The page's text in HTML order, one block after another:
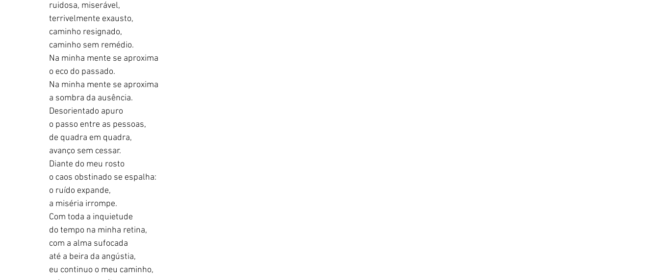
ruidosa, miserável,
terrivelmente exausto,
caminho resignado,
caminho sem remédio.
Na minha mente se aproxima
o eco do passado.
Na minha mente se aproxima
a sombra da ausência.
Desorientado apuro
o passo entre as pessoas,
de quadra em quadra,
avanço sem cessar.
Diante do meu rosto
o caos obstinado se espalha:
o ruído expande,
a miséria irrompe.
Com toda a inquietude
do tempo na minha retina,
com a alma sufocada
até a beira da angústia,
eu continuo o meu caminho,